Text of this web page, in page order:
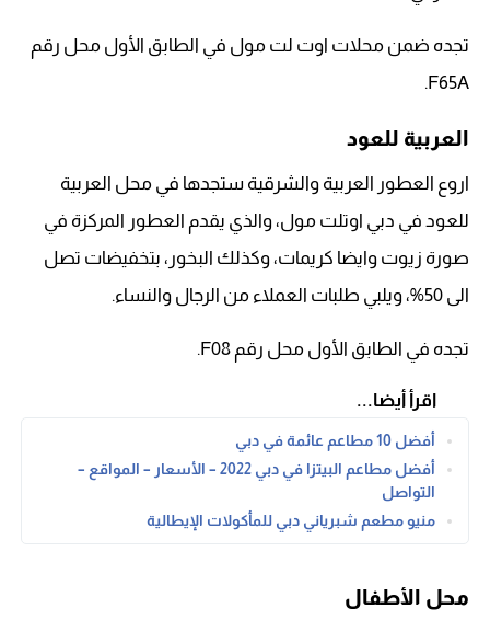
تجده ضمن محلات اوت لت مول في الطابق الأول محل رقم
F65A.
العربية للعود
اروع العطور العربية والشرقية ستجدها في محل العربية
للعود في دبي اوتلت مول، والذي يقدم العطور المركزة في
صورة زيوت وايضا كريمات، وكذلك البخور، بتخفيضات تصل
الى 50%، ويلبي طلبات العملاء من الرجال والنساء.
تجده في الطابق الأول محل رقم F08.
اقرأ أيضا...
أفضل 10 مطاعم عائمة في دبي
أفضل مطاعم البيتزا في دبي 2022 – الأسعار – المواقع –
التواصل
منيو مطعم شبرياني دبي للمأكولات الإيطالية
محل الأطفال